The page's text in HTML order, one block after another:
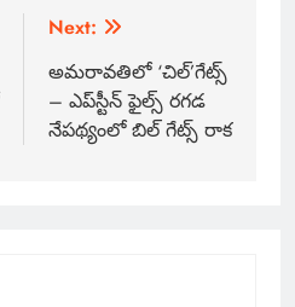
Next:
అమరావతిలో ‘చిల్’గేట్స్
– ఎప్‌స్టీన్ ఫైల్స్ రగడ
నేపథ్యంలో బిల్ గేట్స్ రాక